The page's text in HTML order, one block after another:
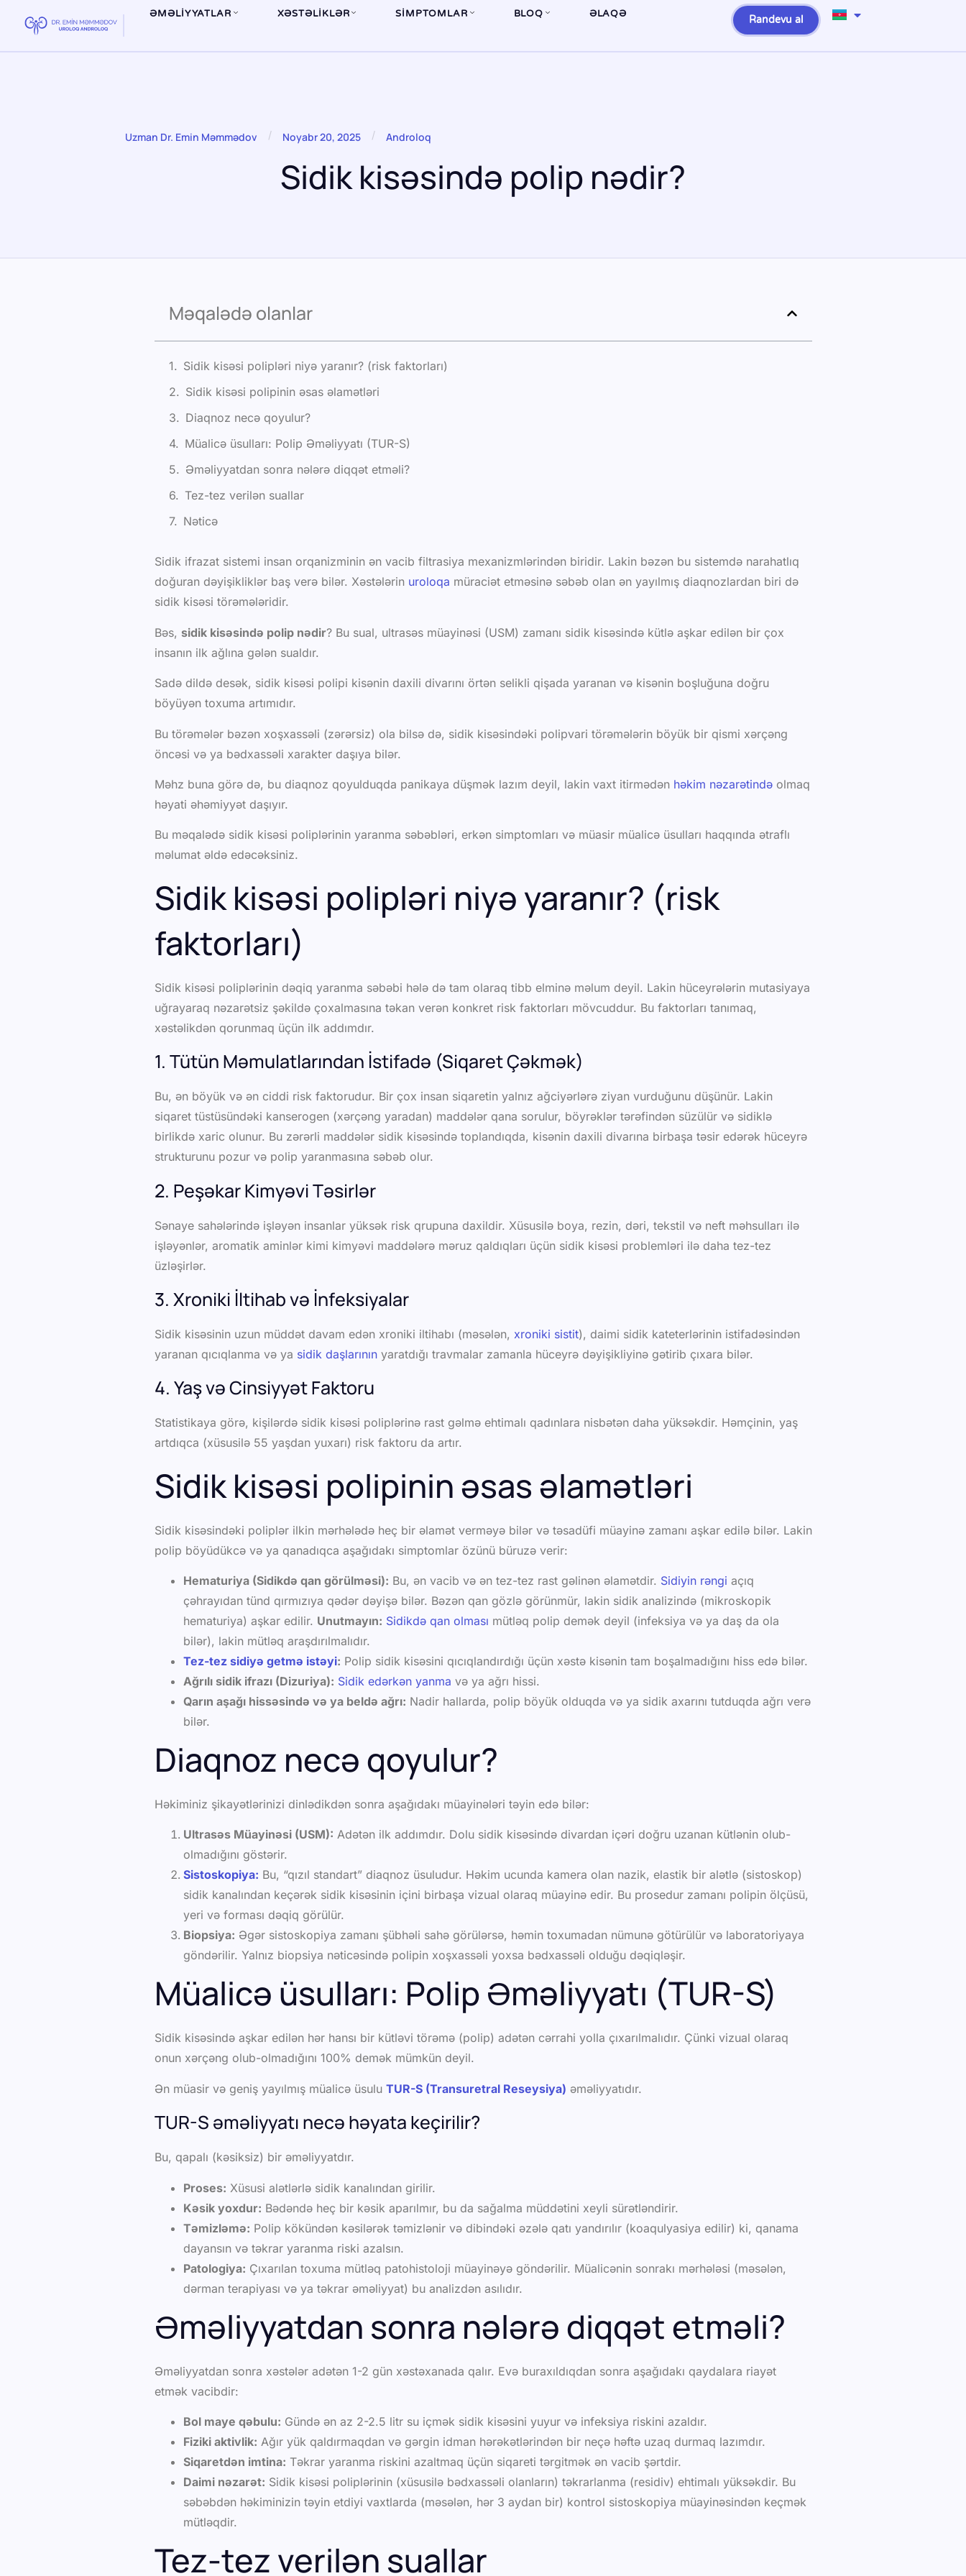
ƏMƏLİYYATLAR XƏSTƏLİKLƏR SIMPTOMLAR BLOQ ƏLAQƏ Randevu al
Uzman Dr. Emin Məmmədov / Noyabr 20, 2025 / Androloq
Sidik kisəsində polip nədir?
Məqalədə olanlar
Sidik kisəsi polipləri niyə yaranır? (risk faktorları)
Sidik kisəsi polipinin əsas əlamətləri
Diaqnoz necə qoyulur?
Müalicə üsulları: Polip Əməliyyatı (TUR-S)
Əməliyyatdan sonra nələrə diqqət etməli?
Tez-tez verilən suallar
Nəticə
Sidik ifrazat sistemi insan orqanizminin ən vacib filtrasiya mexanizmlərindən biridir. Lakin bəzən bu sistemdə narahatlıq
doğuran dəyişikliklər baş verə bilər. Xəstələrin uroloqa müraciət etməsinə səbəb olan ən yayılmış diaqnozlardan biri də
sidik kisəsi törəmələridir.
Bəs, sidik kisəsində polip nədir? Bu sual, ultrasəs müayinəsi (USM) zamanı sidik kisəsində kütlə aşkar edilən bir çox
insanın ilk ağlına gələn sualdır.
Sadə dildə desək, sidik kisəsi polipi kisənin daxili divarını örtən selikli qişada yaranan və kisənin boşluğuna doğru
böyüyən toxuma artımıdır.
Bu törəmələr bəzən xoşxassəli (zərərsiz) ola bilsə də, sidik kisəsindəki polipvari törəmələrin böyük bir qismi xərçəng
öncəsi və ya bədxassəli xarakter daşıya bilər.
Məhz buna görə də, bu diaqnoz qoyulduqda panikaya düşmək lazım deyil, lakin vaxt itirmədən həkim nəzarətindəolmaq
həyati əhəmiyyət daşıyır.
Bu məqalədə sidik kisəsi poliplərinin yaranma səbəbləri, erkən simptomları və müasir müalicə üsulları haqqında ətraflı
məlumat əldə edəcəksiniz.
Sidik kisəsi polipləri niyə yaranır? (risk
faktorları)
Sidik kisəsi poliplərinin dəqiq yaranma səbəbi hələ də tam olaraq tibb elminə məlum deyil. Lakin hüceyrələrin mutasiyaya
uğrayaraq nəzarətsiz şəkildə çoxalmasına təkan verən konkret risk faktorları mövcuddur. Bu faktorları tanımaq,
xəstəlikdən qorunmaq üçün ilk addımdır.
1. Tütün Məmulatlarından İstifadə (Siqaret Çəkmək)
Bu, ən böyük və ən ciddi risk faktorudur. Bir çox insan siqaretin yalnız ağciyərlərə ziyan vurduğunu düşünür. Lakin
siqaret tüstüsündəki kanserogen (xərçəng yaradan) maddələr qana sorulur, böyrəklər tərəfindən süzülür və sidiklə
birlikdə xaric olunur. Bu zərərli maddələr sidik kisəsində toplandıqda, kisənin daxili divarına birbaşa təsir edərək hüceyrə
strukturunu pozur və polip yaranmasına səbəb olur.
2. Peşəkar Kimyəvi Təsirlər
Sənaye sahələrində işləyən insanlar yüksək risk qrupuna daxildir. Xüsusilə boya, rezin, dəri, tekstil və neft məhsulları ilə
işləyənlər, aromatik aminlər kimi kimyəvi maddələrə məruz qaldıqları üçün sidik kisəsi problemləri ilə daha tez-tez
üzləşirlər.
3. Xroniki İltihab və İnfeksiyalar
Sidik kisəsinin uzun müddət davam edən xroniki iltihabı (məsələn, xroniki sistit), daimi sidik kateterlərinin istifadəsindən
yaranan qıcıqlanma və ya sidik daşlarınınyaratdığı travmalar zamanla hüceyrə dəyişikliyinə gətirib çıxara bilər.
4. Yaş və Cinsiyyət Faktoru
Statistikaya görə, kişilərdə sidik kisəsi poliplərinə rast gəlmə ehtimalı qadınlara nisbətən daha yüksəkdir. Həmçinin, yaş
artdıqca (xüsusilə 55 yaşdan yuxarı) risk faktoru da artır.
Sidik kisəsi polipinin əsas əlamətləri
Sidik kisəsindəki poliplər ilkin mərhələdə heç bir əlamət verməyə bilər və təsadüfi müayinə zamanı aşkar edilə bilər. Lakin
polip böyüdükcə və ya qanadıqca aşağıdakı simptomlar özünü büruzə verir:
Hematuriya (Sidikdə qan görülməsi): Bu, ən vacib və ən tez-tez rast gəlinən əlamətdir. Sidiyin rəngi açıq
çəhrayıdan tünd qırmızıya qədər dəyişə bilər. Bəzən qan gözlə görünmür, lakin sidik analizində (mikroskopik
hematuriya) aşkar edilir. Unutmayın: Sidikdə qan olması mütləq polip demək deyil (infeksiya və ya daş da ola
bilər), lakin mütləq araşdırılmalıdır.
Tez-tez sidiyə getmə istəyi: Polip sidik kisəsini qıcıqlandırdığı üçün xəstə kisənin tam boşalmadığını hiss edə bilər.
Ağrılı sidik ifrazı (Dizuriya): Sidik edərkən yanma və ya ağrı hissi.
Qarın aşağı hissəsində və ya beldə ağrı: Nadir hallarda, polip böyük olduqda və ya sidik axarını tutduqda ağrı verə
bilər.
Diaqnoz necə qoyulur?
Həkiminiz şikayətlərinizi dinlədikdən sonra aşağıdakı müayinələri təyin edə bilər:
Ultrasəs Müayinəsi (USM): Adətən ilk addımdır. Dolu sidik kisəsində divardan içəri doğru uzanan kütlənin olub-
olmadığını göstərir.
Sistoskopiya: Bu, “qızıl standart” diaqnoz üsuludur. Həkim ucunda kamera olan nazik, elastik bir alətlə (sistoskop)
sidik kanalından keçərək sidik kisəsinin içini birbaşa vizual olaraq müayinə edir. Bu prosedur zamanı polipin ölçüsü,
yeri və forması dəqiq görülür.
Biopsiya: Əgər sistoskopiya zamanı şübhəli sahə görülərsə, həmin toxumadan nümunə götürülür və laboratoriyaya
göndərilir. Yalnız biopsiya nəticəsində polipin xoşxassəli yoxsa bədxassəli olduğu dəqiqləşir.
Müalicə üsulları: Polip Əməliyyatı (TUR-S)
Sidik kisəsində aşkar edilən hər hansı bir kütləvi törəmə (polip) adətən cərrahi yolla çıxarılmalıdır. Çünki vizual olaraq
onun xərçəng olub-olmadığını 100% demək mümkün deyil.
Ən müasir və geniş yayılmış müalicə üsulu TUR-S (Transuretral Reseysiya) əməliyyatıdır.
TUR-S əməliyyatı necə həyata keçirilir?
Bu, qapalı (kəsiksiz) bir əməliyyatdır.
Proses: Xüsusi alətlərlə sidik kanalından girilir.
Kəsik yoxdur: Bədəndə heç bir kəsik aparılmır, bu da sağalma müddətini xeyli sürətləndirir.
Təmizləmə: Polip kökündən kəsilərək təmizlənir və dibindəki əzələ qatı yandırılır (koaqulyasiya edilir) ki, qanama
dayansın və təkrar yaranma riski azalsın.
Patologiya: Çıxarılan toxuma mütləq patohistoloji müayinəyə göndərilir. Müalicənin sonrakı mərhələsi (məsələn,
dərman terapiyası və ya təkrar əməliyyat) bu analizdən asılıdır.
Əməliyyatdan sonra nələrə diqqət etməli?
Əməliyyatdan sonra xəstələr adətən 1-2 gün xəstəxanada qalır. Evə buraxıldıqdan sonra aşağıdakı qaydalara riayət
etmək vacibdir:
Bol maye qəbulu: Gündə ən az 2-2.5 litr su içmək sidik kisəsini yuyur və infeksiya riskini azaldır.
Fiziki aktivlik: Ağır yük qaldırmaqdan və gərgin idman hərəkətlərindən bir neçə həftə uzaq durmaq lazımdır.
Siqaretdən imtina: Təkrar yaranma riskini azaltmaq üçün siqareti tərgitmək ən vacib şərtdir.
Daimi nəzarət: Sidik kisəsi poliplərinin (xüsusilə bədxassəli olanların) təkrarlanma (residiv) ehtimalı yüksəkdir. Bu
səbəbdən həkiminizin təyin etdiyi vaxtlarda (məsələn, hər 3 aydan bir) kontrol sistoskopiya müayinəsindən keçmək
mütləqdir.
Tez-tez verilən suallar